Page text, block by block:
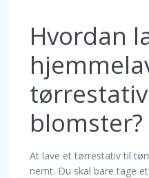
Hvordan
blomster?
At lave et tørrestativ til
nemt. Du skal bare tage